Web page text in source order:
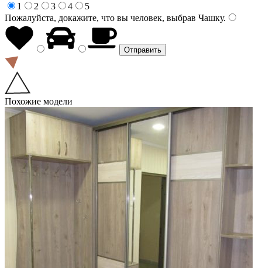
1
2 3 4
5
Пожалуйста, докажите, что вы человек, выбрав Чашку.
Похожие модели